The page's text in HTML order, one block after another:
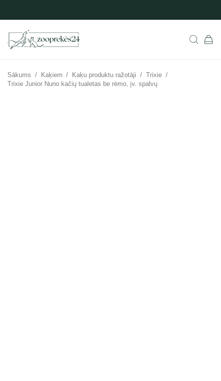
Sākums / Kaķiem / Kaķu produktu ražotāji / Trixie /
Trixie Junior Nuno kačių tualetas be rėmo, įv. spalvų